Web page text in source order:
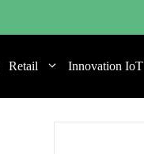
Retail Innovation IoT